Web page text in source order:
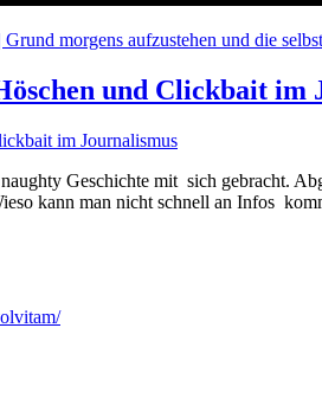
morgens aufzustehen und die
und Clickbait im
Geschichte mit sich gebracht.
kann man nicht schnell an Infos